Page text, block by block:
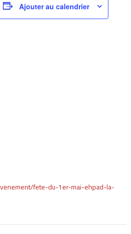
Ajouter au calendrier
fete-du-1er-mai-ehpad-la-